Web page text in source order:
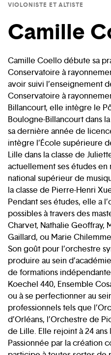
VIOLONISTE ET ALTISTE
Camille
Camille Coello débute sa
Conservatoire à
avoir suivi l’enseignement
Conservatoire à
Billancourt, elle intègre le
Boulogne-Billancourt dans
sa dernière année de
intègre l’École supérieure
Lille dans la classe de
actuellement ses études en
national supérieur de
la classe de Pierre-Henri
Pendant ses études, elle a
possibles à travers des
Charvet, Nathalie Geoffray,
Gaillard, ou Marie
Son goût pour l’orchestre
produire au sein
de formations
Koechel 440, Ensemble
ou à se perfectionner au
professionnels tels que
d’Orléans, l’Orchestre de
de Lille. Elle rejoint à 24 ans
Passionnée par la création